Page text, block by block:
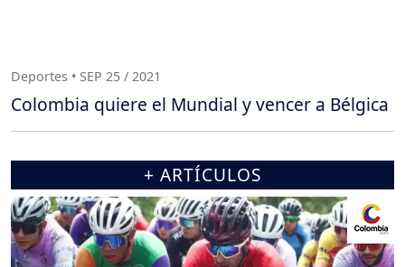
Deportes • SEP 25 / 2021
Colombia quiere el Mundial y vencer a Bélgica
+ ARTÍCULOS